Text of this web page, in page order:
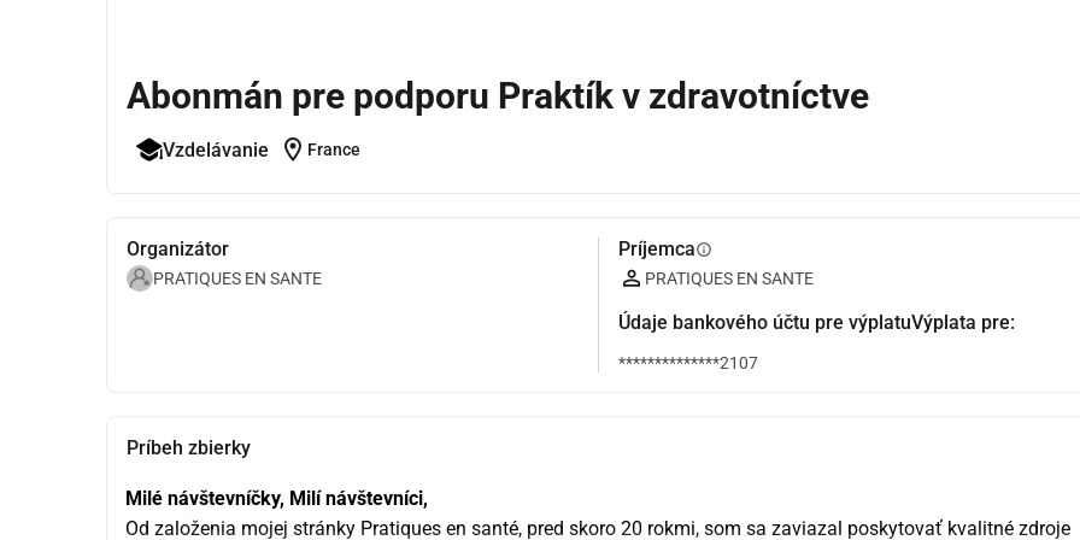
Abonmán pre podporu Praktík v zdravotníctve
Vzdelávanie location_on France
Organizátor
PRATIQUES EN SANTE
Príjemcainfo
PRATIQUES EN SANTE
Údaje bankového účtu pre výplatuVýplata pre:
**************2107
Príbeh zbierky
Milé návštevníčky, Milí návštevníci,
Od založenia mojej stránky Pratiques en santé, pred skoro 20 rokmi, som sa zaviazal poskytovať kvalitné zdroje